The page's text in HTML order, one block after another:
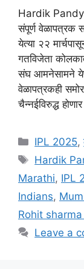
Hardik
संपूर्ण वेळापत्रक
येत्या २२
गतविजेता
संघ आमनेसामने
वेळापत्रकही
चैन्नईविरुद्ध
IPL 2025,
Tags
Hardik
Marathi, IPL
Indians,
Rohit
Leave a